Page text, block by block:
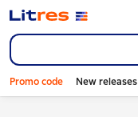
Promo code New releases